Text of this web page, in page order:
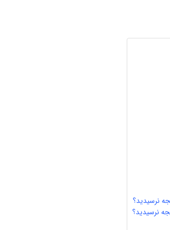
نرسیدید؟
نرسیدید؟